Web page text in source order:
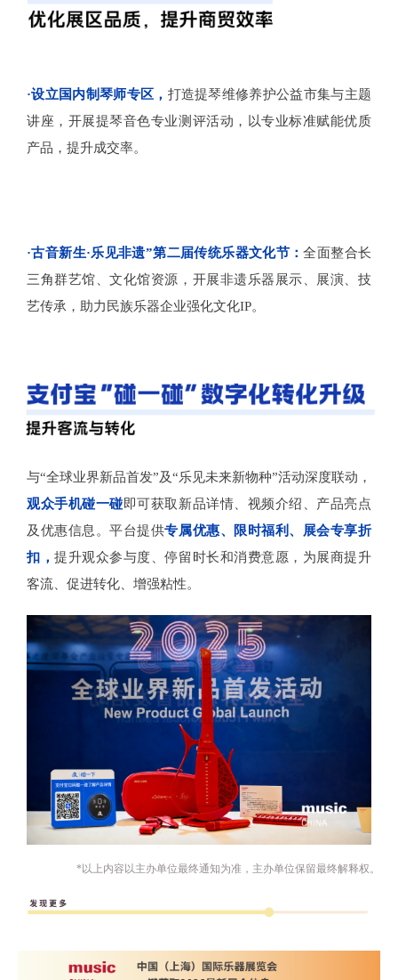
·设立国内制琴师专区， 打造提琴维修养护公益市集与主题
讲座，开展提琴音色专业测评活动，以专业标准赋能优质
产品，提升成交率。
·古音新生·乐见非遗”第二届传统乐器文化节：全面整合长
三角群艺馆、文化馆资源，开展非遗乐器展示、展演、技
艺传承，助力民族乐器企业强化文化IP。
与“全球业界新品首发”及“乐见未来新物种”活动深度联动，
观众手机碰一碰即可获取新品详情、视频介绍、产品亮点
及优惠信息。平台提供专属优惠、限时福利、展会专享折
扣，提升观众参与度、停留时长和消费意愿，为展商提升
客流、促进转化、增强粘性。
*以上内容以主办单位最终通知为准，主办单位保留最终解释权。